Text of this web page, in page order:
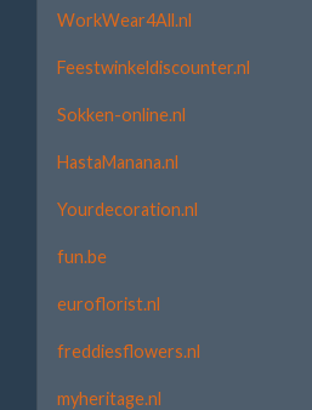
WorkWear4All.nl
Feestwinkeldiscounter.nl
Sokken-online.nl
HastaManana.nl
Yourdecoration.nl
fun.be
euroflorist.nl
freddiesflowers.nl
myheritage.nl